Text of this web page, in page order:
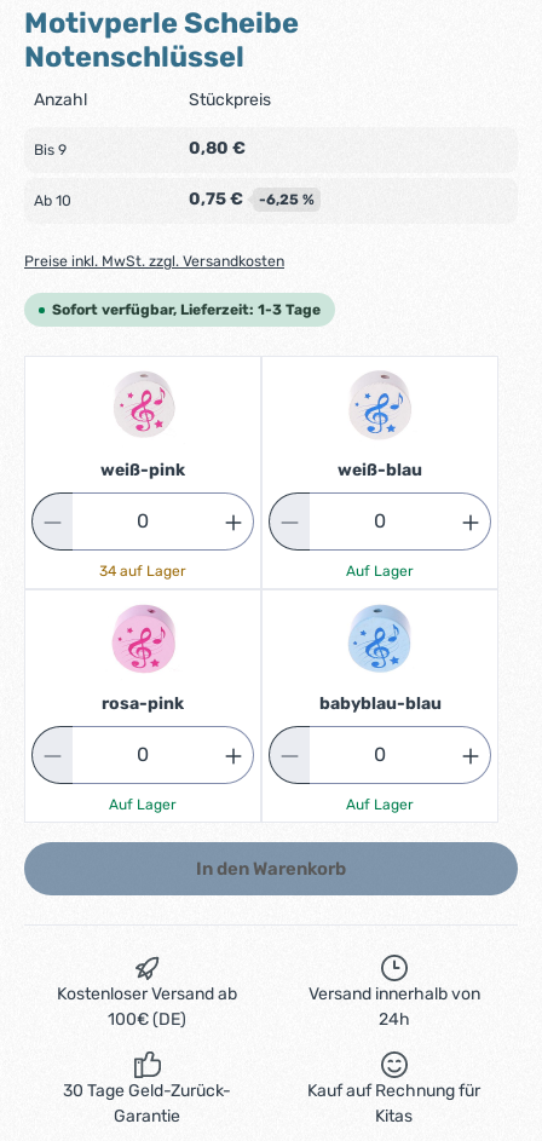
Motivperle Scheibe
Notenschlüssel
Anzahl Stückpreis
Bis 9 0,80 €
Ab 10 0,75 € -6,25 %
Preise inkl. MwSt. zzgl. Versandkosten
Sofort verfügbar, Lieferzeit: 1-3 Tage
weiß-pink
34 auf Lager
weiß-blau
Auf Lager
rosa-pink
Auf Lager
babyblau-blau
Auf Lager
In den Warenkorb
Kostenloser Versand ab
100€ (DE)
Versand innerhalb von
24h
30 Tage Geld-Zurück-
Garantie
Kauf auf Rechnung für
Kitas